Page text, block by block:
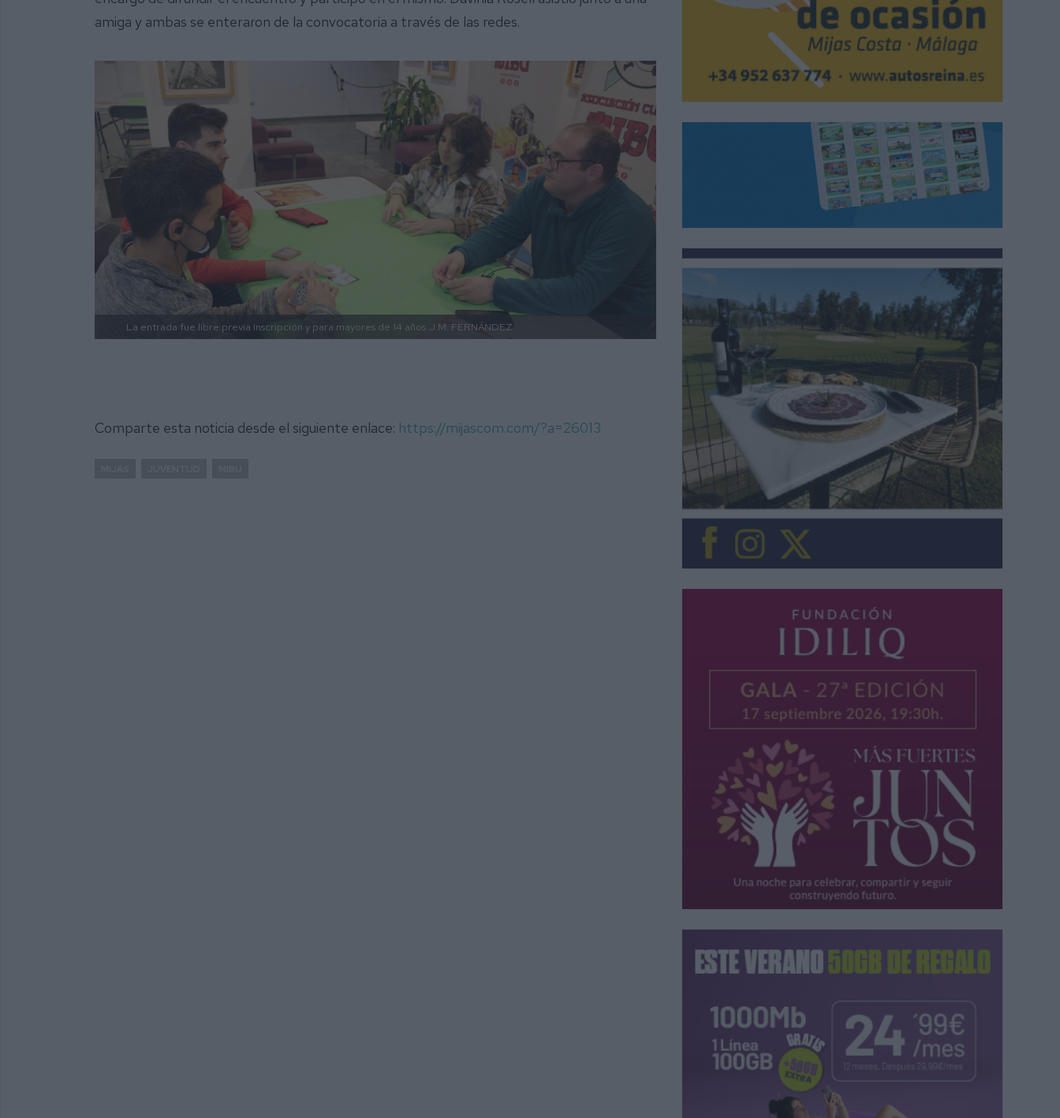
amiga y ambas se enteraron de la convocatoria a través de las redes.
La entrada fue libre previa inscripción y para mayores de 14 años J.M. FERNÁNDEZ
Comparte esta noticia desde el siguiente enlace: https://mijascom.com/?a=26013